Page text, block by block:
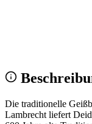
Die traditionelle
Lambrecht liefert